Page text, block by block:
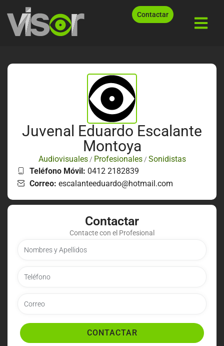
Contactar
Juvenal Eduardo Escalante
Montoya
Audiovisuales/ Profesionales/ Sonidistas
Teléfono Móvil: 0412 2182839
Correo: escalanteeduardo@hotmail.com
Contactar
Contacte con el Profesional
CONTACTAR